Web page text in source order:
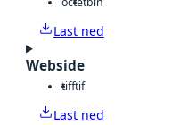
Last ned
Webside
tifftif
Last ned